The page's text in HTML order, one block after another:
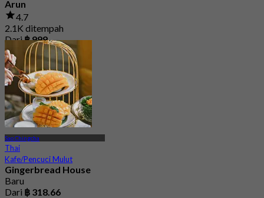
Arun
4.7
2.1K ditempah
Dari฿ 999
Sao Chingcha
Thai
Kafe/Pencuci Mulut
Gingerbread House
Baru
Dari ฿ 318.66